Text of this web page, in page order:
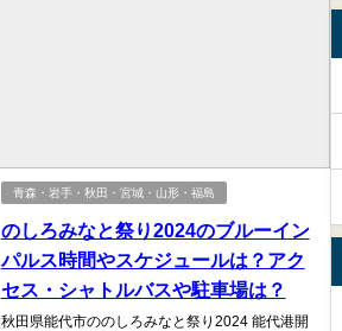
青森・岩手・秋田・宮城・山形・福島
のしろみなと祭り2024のブルーイン
パルス時間やスケジュールは？アク
セス・シャトルバスや駐車場は？
秋田県能代市ののしろみなと祭り2024 能代港開